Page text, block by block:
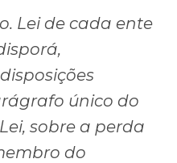
Lei de cada ente
único do
sobre a perda
do